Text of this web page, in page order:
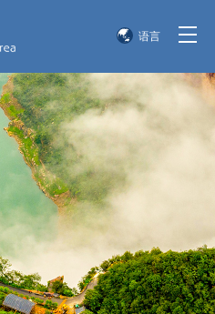
语言
English
한국어
日本語